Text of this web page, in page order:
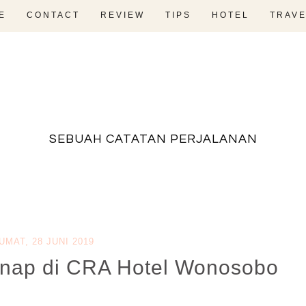
SEBUAH CATATAN PERJALANAN
CONTACT REVIEW TIPS HOTEL
28 JUNI 2019
di CRA Hotel Wonosobo